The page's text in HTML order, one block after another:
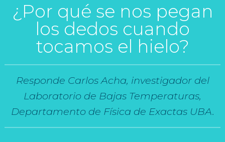
¿Por qué se nos pegan
los dedos cuando
tocamos el hielo?
Responde Carlos Acha, investigador del
Laboratorio de Bajas Temperaturas,
Departamento de Física de Exactas UBA.